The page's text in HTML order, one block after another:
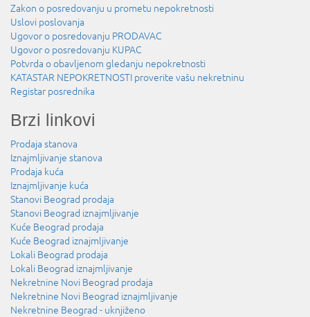
Zakon o posredovanju u prometu nepokretnosti
Uslovi poslovanja
Ugovor o posredovanju PRODAVAC
Ugovor o posredovanju KUPAC
Potvrda o obavljenom gledanju nepokretnosti
KATASTAR NEPOKRETNOSTI proverite vašu nekretninu
Registar posrednika
Brzi linkovi
Prodaja stanova
Iznajmljivanje stanova
Prodaja kuća
Iznajmljivanje kuća
Stanovi Beograd prodaja
Stanovi Beograd iznajmljivanje
Kuće Beograd prodaja
Kuće Beograd iznajmljivanje
Lokali Beograd prodaja
Lokali Beograd iznajmljivanje
Nekretnine Novi Beograd prodaja
Nekretnine Novi Beograd iznajmljivanje
Nekretnine Beograd - uknjiženo